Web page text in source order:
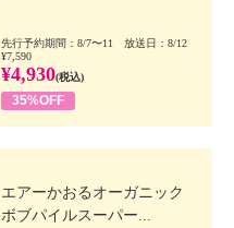
先行予約期間：8/7〜11 放送日：8/12
¥7,590
¥4,930(税込)
35%OFF
エアーかおるオーガニック
ボブパイルスーパー...